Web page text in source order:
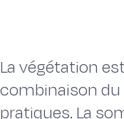
La végétation
combinaison
pratiques. La